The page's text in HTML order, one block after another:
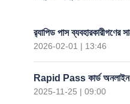
র‍্যাপিড পাস ব্যবহারকারীগণের
2026-02-01 | 13:46
Rapid Pass কার্ড অনলাইন
2025-11-25 | 09:00